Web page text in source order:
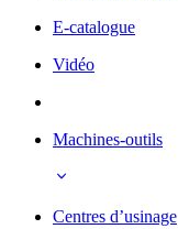
E-catalogue
Vidéo
Machines-outils
Centres d’usinage